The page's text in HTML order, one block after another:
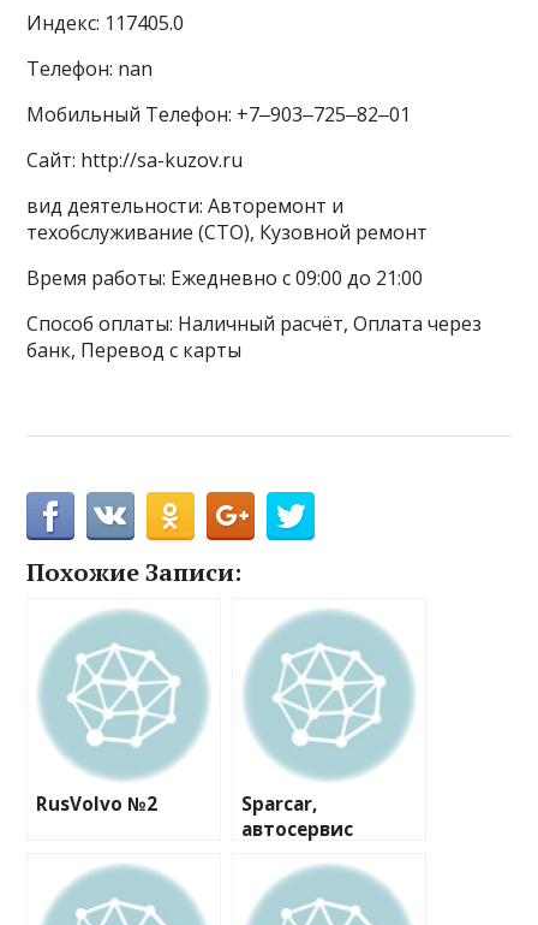
Индекс: 117405.0
Телефон: nan
Мобильный Телефон: +7‒903‒725‒82‒01
Сайт: http://sa-kuzov.ru
вид деятельности: Авторемонт и
техобслуживание (СТО), Кузовной ремонт
Время работы: Ежедневно с 09:00 до 21:00
Способ оплаты: Наличный расчёт, Оплата через
банк, Перевод с карты
Похожие Записи:
RusVolvo №2
Sparcar,
автосервис